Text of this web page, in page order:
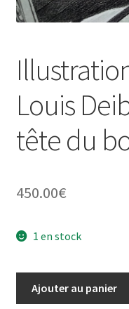
Louis
tête du
450.00€
1 en stock
Ajouter au panier